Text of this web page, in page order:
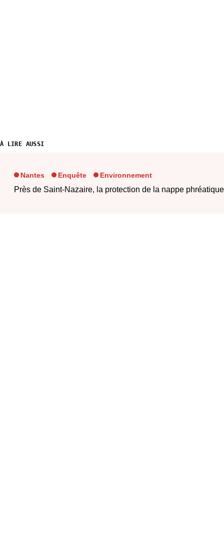
À LIRE AUSSI
Nantes Enquête Environnement
Près de Saint‐Nazaire, la protection de la nappe